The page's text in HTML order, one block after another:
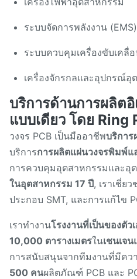
ผลิต
แบบแรกสู่
ระบบจัดการพลังงาน (EMS)
ระบบควบคุมเครื่องขับเคลื่
เครื่องจักรกลและอุปกรณ์อุ
บริการด้านการผลิต
แบบเดียว โดย Ring
วงจร PCB เป็นมืออาชีพบริการ
บริการการผลิตแผ่นวงจรพิมพ์แ
การควบคุมอุตสาหกรรมและอุ
ในอุตสาหกรรม 17 ปี, เราเชี่ย
ประกอบ SMT, และการแก้ไข
เราทํางานโรงงานที่เป็นของตั
10,000 ตารางเมตรในเชนเจ
การสนับสนุนจากทีมงานที่มีค
500 คนผลิตภัณฑ์ PCB และ